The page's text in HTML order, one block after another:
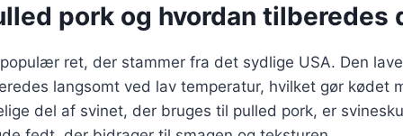
pork og hvordan tilberedes
ret, der stammer fra det sydlige USA. Den
langsomt ved lav temperatur, hvilket gør kødet
del af svinet, der bruges til pulled pork, er